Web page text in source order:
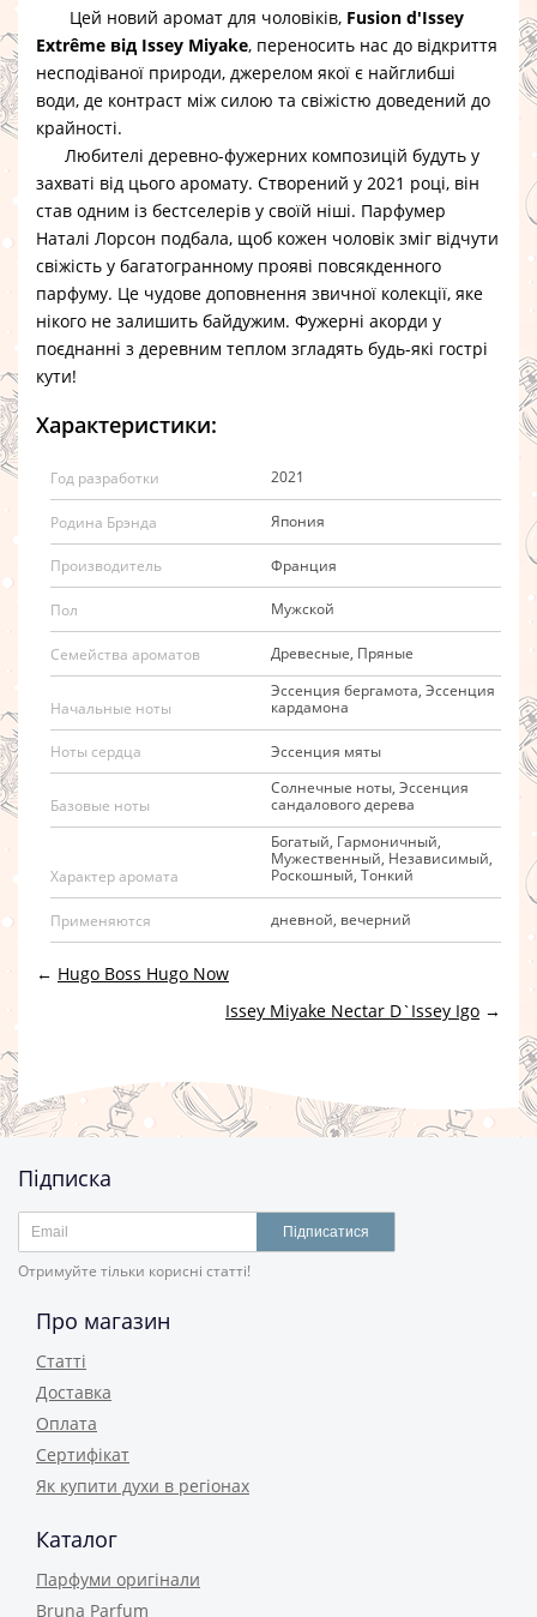
Цей новий аромат для чоловіків, Fusion d'Issey
Extrême від Issey Miyake, переносить нас до відкриття
несподіваної природи, джерелом якої є найглибші
води, де контраст між силою та свіжістю доведений до
крайності.
Любителі деревно-фужерних композицій будуть у
захваті від цього аромату. Створений у 2021 році, він
став одним із бестселерів у своїй ніші. Парфумер
Наталі Лорсон подбала, щоб кожен чоловік зміг відчути
свіжість у багатогранному прояві повсякденного
парфуму. Це чудове доповнення звичної колекції, яке
нікого не залишить байдужим. Фужерні акорди у
поєднанні з деревним теплом згладять будь-які гострі
кути!
Характеристики:
Год разработки 2021
Родина Брэнда Япония
Производитель Франция
Пол Мужской
Семейства ароматов Древесные, Пряные
Начальные ноты
Эссенция бергамота, Эссенция
кардамона
Ноты сердца Эссенция мяты
Базовые ноты
Солнечные ноты, Эссенция
сандалового дерева
Характер аромата
Богатый, Гармоничный,
Мужественный, Независимый,
Роскошный, Тонкий
Применяются дневной, вечерний
← Hugo Boss Hugo Now
Issey Miyake Nectar D`Issey Igo →
Підписка
Підписатися
Отримуйте тільки корисні статті!
Про магазин
Статті
Доставка
Оплата
Сертифікат
Як купити духи в регіонах
Каталог
Парфуми оригінали
Bruna Parfum